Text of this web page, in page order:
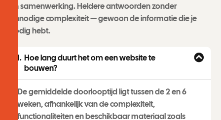
en samenwerking. Heldere antwoorden zonder
onnodige complexiteit — gewoon de informatie die je
nodig hebt.
Hoe lang duurt het om een website te
bouwen?
De gemiddelde doorlooptijd ligt tussen de 2 en 6
weken, afhankelijk van de complexiteit,
functionaliteiten en beschikbaar materiaal zoals